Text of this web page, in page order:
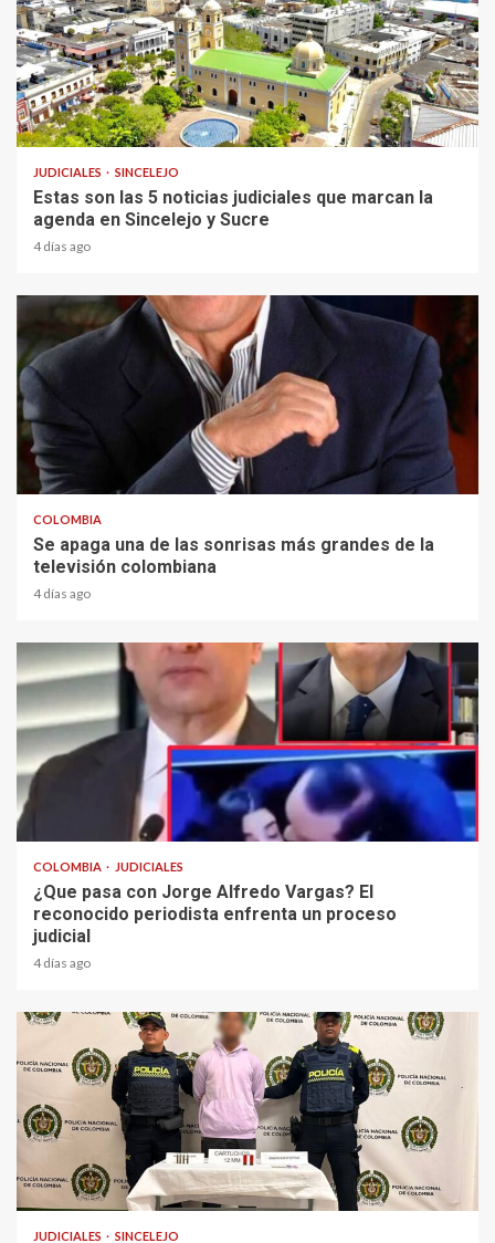
2 min read
JUDICIALES SINCELEJO
Estas son las 5 noticias judiciales que marcan la
agenda en Sincelejo y Sucre
4 días ago
1 min read
COLOMBIA
Se apaga una de las sonrisas más grandes de la
televisión colombiana
4 días ago
COLOMBIA JUDICIALES
¿Que pasa con Jorge Alfredo Vargas? El
reconocido periodista enfrenta un proceso
judicial
4 días ago
1 min read
JUDICIALES SINCELEJO